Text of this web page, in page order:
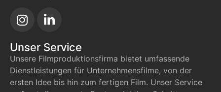
Unser Service
Unsere Filmproduktionsfirma bietet umfassende
Dienstleistungen für Unternehmensfilme, von der
ersten Idee bis hin zum fertigen Film. Unser Service